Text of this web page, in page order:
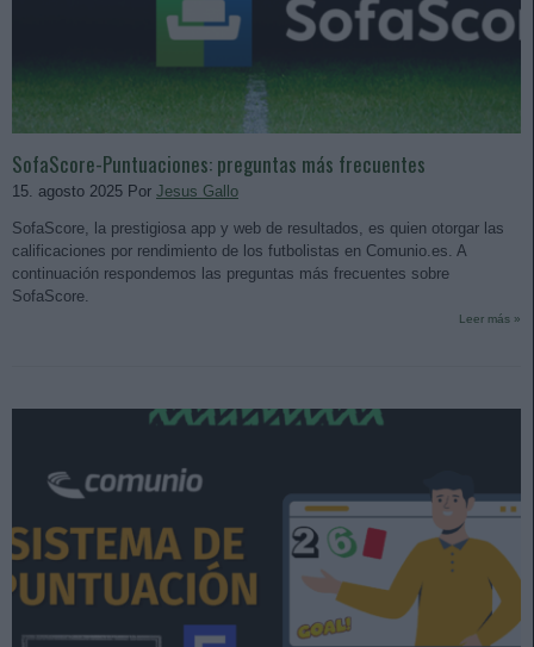
SofaScore-Puntuaciones: preguntas más frecuentes
15. agosto 2025 Por Jesus Gallo
SofaScore, la prestigiosa app y web de resultados, es quien otorgar las
calificaciones por rendimiento de los futbolistas en Comunio.es. A
continuación respondemos las preguntas más frecuentes sobre
SofaScore.
Leer más »